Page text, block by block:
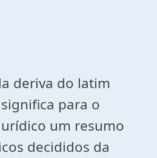
deriva do latim
para o
um resumo
decididos da